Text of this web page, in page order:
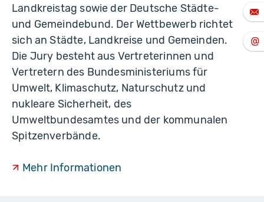
Landkreistag sowie der Deutsche Städte-
und Gemeindebund. Der Wettbewerb richtet
sich an Städte, Landkreise und Gemeinden.
Die Jury besteht aus Vertreterinnen und
Vertretern des Bundesministeriums für
Umwelt, Klimaschutz, Naturschutz und
nukleare Sicherheit, des
Umweltbundesamtes und der kommunalen
Spitzenverbände.
Mehr Informationen